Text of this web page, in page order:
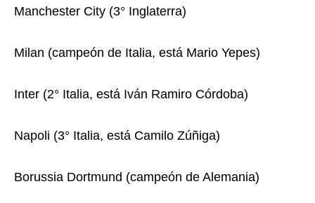
Manchester City (3° Inglaterra)
Milan (campeón de Italia, está Mario Yepes)
Inter (2° Italia, está Iván Ramiro Córdoba)
Napoli (3° Italia, está Camilo Zúñiga)
Borussia Dortmund (campeón de Alemania)